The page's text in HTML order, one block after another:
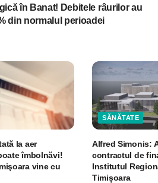
în Banat! Debitele râurilor au
din normalul perioadei
la aer
îmbolnăvi!
vine cu
SĂNĂTATE
Alfred Simonis:
contractul de
Institutul
Timișoara